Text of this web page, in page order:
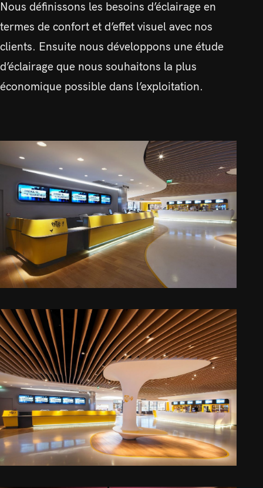
Nous définissons les besoins d’éclairage en
termes de confort et d’effet visuel avec nos
clients. Ensuite nous développons une étude
d’éclairage que nous souhaitons la plus
économique possible dans l’exploitation.